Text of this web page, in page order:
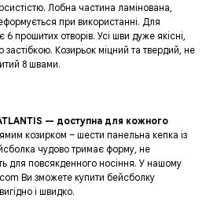
Лобна частина ламінована,
при використанні. Для
6 прошитих отворів. Усі шви дуже якісні,
Козирьок міцний та твердий, не
8 швами.
— доступна для кожного
козирком – шести панельна кепка із
чудово тримає форму, не
для повсякденного носіння. У нашому
Ви зможете купити бейсболку
і швидко.